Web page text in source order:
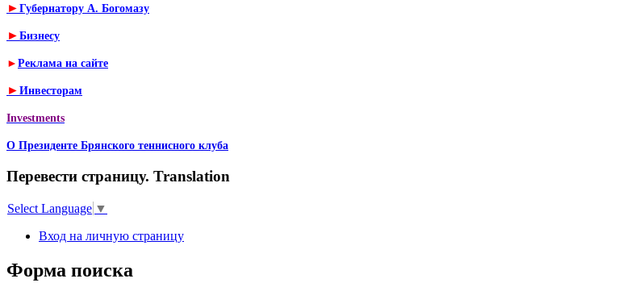
► Губернатору А. Богомазу
► Бизнесу
► Реклама на сайте
► Инвесторам
Investments
О Президенте Брянского теннисного клуба
Перевести страницу. Translation
Select Language ▼
Вход на личную страницу
Форма поиска